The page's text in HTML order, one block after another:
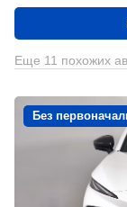
Еще 11 похожих
Без